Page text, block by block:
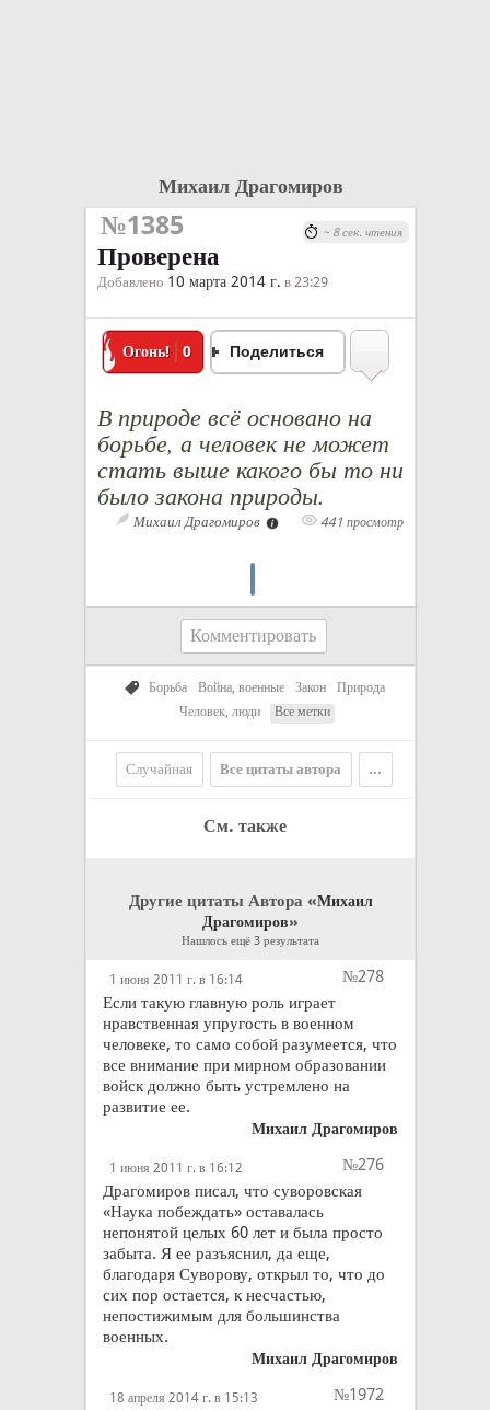
Михаил Драгомиров
№1385
Проверена
Добавлено 10 марта 2014 г. в 23:29
Огонь! 0 Поделиться
В природе всё основано на
борьбе, а человек не может
стать выше какого бы то ни
было закона природы.
Михаил Драгомиров 441 просмотр
~ 8 сек. чтения
Комментировать
Борьба Война, военные Закон
Природа
Человек, люди
Все метки
Случайная Все цитаты автора ...
См. также
Другие цитаты Автора «Михаил
Драгомиров»
Нашлось ещё 3 результата
1 июня 2011 г. в 16:14
№278
Если такую главную роль играет
нравственная упругость в военном
человеке, то само собой разумеется, что
все внимание при мирном образовании
войск должно быть устремлено на
развитие ее.
Михаил Драгомиров
1 июня 2011 г. в 16:12
№276
Драгомиров писал, что суворовская
«Наука побеждать» оставалась
непонятой целых 60 лет и была просто
забыта. Я ее разъяснил, да еще,
благодаря Суворову, открыл то, что до
сих пор остается, к несчастью,
непостижимым для большинства
военных.
Михаил Драгомиров
18 апреля 2014 г. в 15:13
№1972